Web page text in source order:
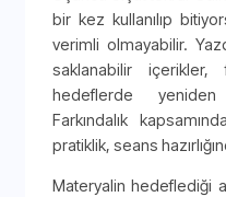
bir kez kullanılıp
verimli olmayabilir.
saklanabilir içerikler,
hedeflerde
Farkındalık
pratiklik, seans
Materyalin hedeflediği